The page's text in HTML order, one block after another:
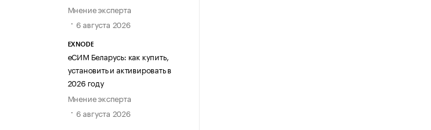
Мнение эксперта
6 августа 2026
EXNODE
еСИМ Беларусь: как купить,
установить и активировать в
2026 году
Мнение эксперта
6 августа 2026